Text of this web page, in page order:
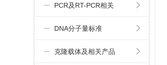
PCR及RT-PCR相关
DNA分子量标准
克隆载体及相关产品